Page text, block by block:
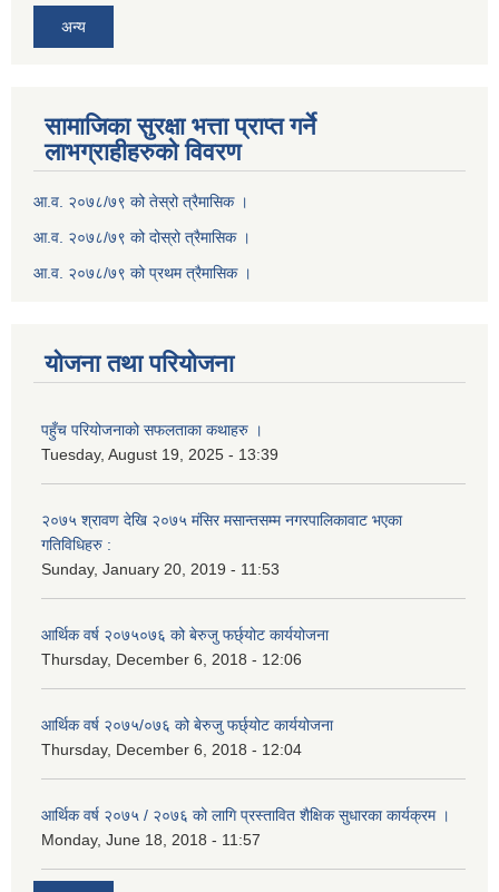
अन्य
सामाजिका सुरक्षा भत्ता प्राप्त गर्ने
लाभग्राहीहरुको विवरण
आ.व. २०७८/७९ को तेस्रो त्रैमासिक ।
आ.व. २०७८/७९ को दोस्रो त्रैमासिक ।
आ.व. २०७८/७९ को प्रथम त्रैमासिक ।
योजना तथा परियोजना
पहुँच परियोजनाको सफलताका कथाहरु ।
Tuesday, August 19, 2025 - 13:39
२०७५ श्रावण देखि २०७५ मंसिर मसान्तसम्म नगरपालिकावाट भएका
गतिविधिहरु :
Sunday, January 20, 2019 - 11:53
आर्थिक वर्ष २०७५०७६ को बेरुजु फर्छ्योट कार्ययोजना
Thursday, December 6, 2018 - 12:06
आर्थिक वर्ष २०७५/०७६ को बेरुजु फर्छ्योट कार्ययोजना
Thursday, December 6, 2018 - 12:04
आर्थिक वर्ष २०७५ / २०७६ को लागि प्रस्तावित शैक्षिक सुधारका कार्यक्रम ।
Monday, June 18, 2018 - 11:57